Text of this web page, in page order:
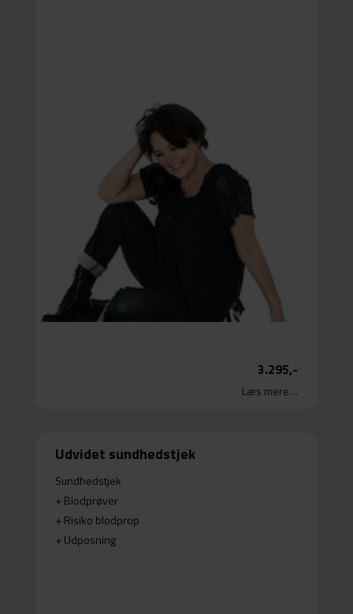
=
Fokus på åreforkalkning
Ultralydsskanning af halspulsårer
Klinisk måling
Vejledning
Læs mere…
3.295,-
Læs mere…
Udvidet sundhedstjek
Sundhedstjek
+ Blodprøver
+ Risiko blodprop
+ Udposning